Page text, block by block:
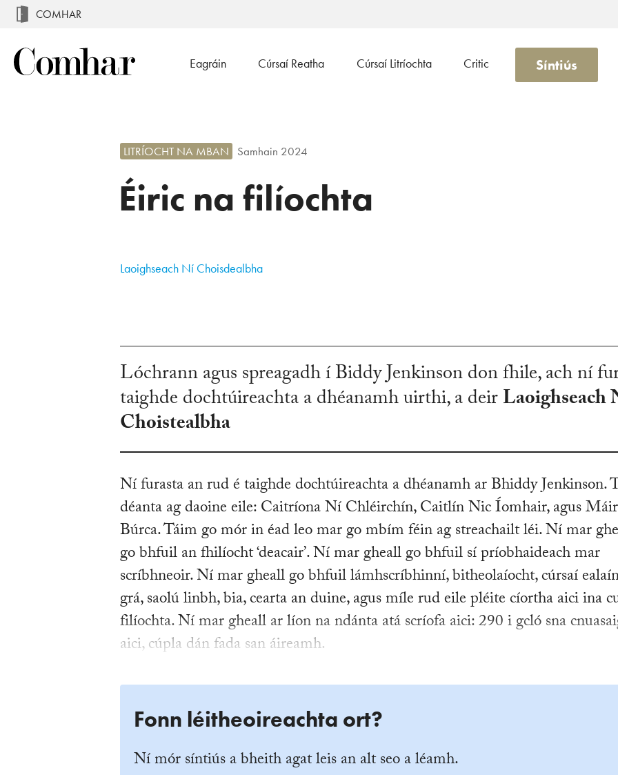
COMHAR
Eagráin Cúrsaí Reatha Cúrsaí Litríochta Critic Síntiús
Éiric na filíochta
LITRÍOCHT NA MBAN Samhain 2024
Laoighseach Ní Choisdealbha
Lóchrann agus spreagadh í Biddy Jenkinson don fhile, ach ní
taighde dochtúireachta a dhéanamh uirthi, a deirLaoighseach
Choistealbha
Ní furasta an rud é taighde dochtúireachta a dhéanamh ar Bhiddy Jenkinson.
déanta ag daoine eile: Caitríona Ní Chléirchín, Caitlín Nic Íomhair, agus
Búrca. Táim go mór in éad leo mar go mbím féin ag streachailt léi. Ní mar
go bhfuil an fhilíocht ‘deacair’. Ní mar gheall go bhfuil sí príobhaideach mar
scríbhneoir. Ní mar gheall go bhfuil lámhscríbhinní, bitheolaíocht, cúrsaí
grá, saolú linbh, bia, cearta an duine, agus míle rud eile pléite cíortha aici ina
filíochta. Ní mar gheall ar líon na ndánta atá scríofa aici: 290 i gcló sna
aici, cúpla dán fada san áireamh.
Fonn léitheoireachta ort?
Ní mór síntiús a bheith agat leis an alt seo a léamh.